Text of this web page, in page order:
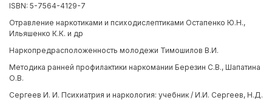
ISBN: 5-7564-4129-7
Отравление наркотиками и психодислептиками Остапенко Ю.Н.,
Ильяшенко К.К. и др
Наркопредрасположенность молодежи Тимошилов В.И.
Методика ранней профилактики наркомании Березин С.В., Шапатина
О.В.
Сергеев И. И. Психиатрия и наркология: учебник / И.И. Сергеев, Н.Д.